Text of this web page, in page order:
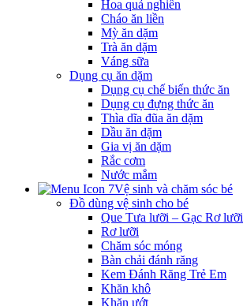
Hoa quả nghiền
Cháo ăn liền
Mỳ ăn dặm
Trà ăn dặm
Váng sữa
Dụng cụ ăn dặm
Dụng cụ chế biến thức ăn
Dụng cụ đựng thức ăn
Thìa dĩa đũa ăn dặm
Dầu ăn dặm
Gia vị ăn dặm
Rắc cơm
Nước mắm
Vệ sinh và chăm sóc bé
Đồ dùng vệ sinh cho bé
Que Tưa lưỡi – Gạc Rơ lưỡi
Rơ lưỡi
Chăm sóc móng
Bàn chải đánh răng
Kem Đánh Răng Trẻ Em
Khăn khô
Khăn ướt